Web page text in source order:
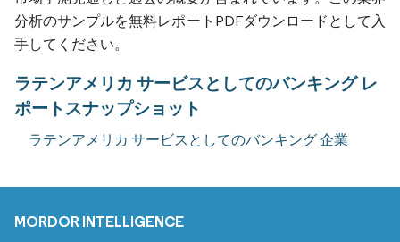
分析のサンプルを無料レポートPDFダウンロードとして入
手してください。
ラテンアメリカ サービスとしてのバンキング レ
ポートスナップショット
ラテンアメリカ サービスとしてのバンキング 企業
MORDOR INTELLIGENCE